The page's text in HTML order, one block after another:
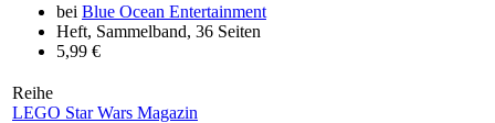
bei Blue Ocean Entertainment
Heft, Sammelband, 36 Seiten
5,99 €
Reihe
LEGO Star Wars Magazin